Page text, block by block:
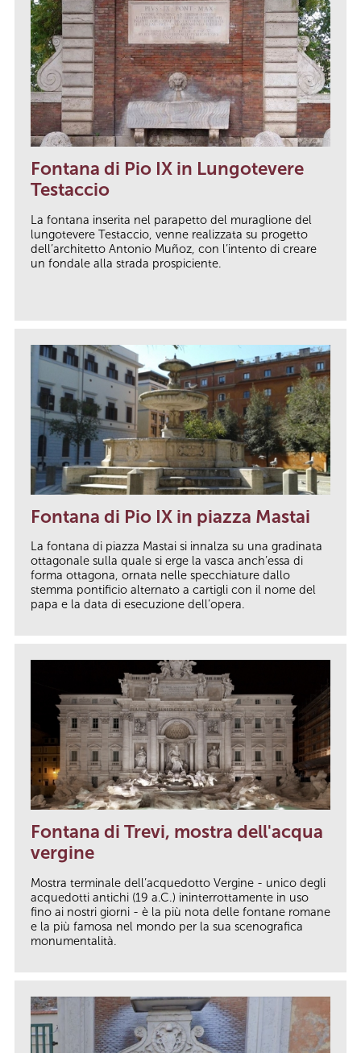
Fontana di Pio IX in Lungotevere
Testaccio
La fontana inserita nel parapetto del muraglione del
lungotevere Testaccio, venne realizzata su progetto
dell’architetto Antonio Muñoz, con l’intento di creare
un fondale alla strada prospiciente.
Fontana di Pio IX in piazza Mastai
La fontana di piazza Mastai si innalza su una gradinata
ottagonale sulla quale si erge la vasca anch’essa di
forma ottagona, ornata nelle specchiature dallo
stemma pontificio alternato a cartigli con il nome del
papa e la data di esecuzione dell’opera.
Fontana di Trevi, mostra dell'acqua
vergine
Mostra terminale dell’acquedotto Vergine - unico degli
acquedotti antichi (19 a.C.) ininterrottamente in uso
fino ai nostri giorni - è la più nota delle fontane romane
e la più famosa nel mondo per la sua scenografica
monumentalità.